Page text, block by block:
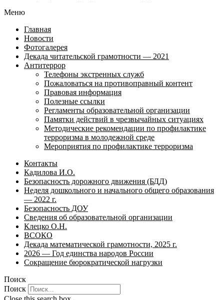
Меню
Главная
Новости
Фотогалерея
Декада читательской грамотности — 2021
Антитеррор
Телефоны экстренных служб
Пожаловаться на противоправный контент
Правовая информация
Полезные ссылки
Регламенты образовательной организации
Памятки действий в чрезвычайных ситуациях
Методические рекомендации по профилактике
терроризма в молодежной среде
Мероприятия по профилактике терроризма
Контакты
Кадилова И.О.
Безопасность дорожного движения (БДД)
Неделя дошкольного и начального общего образования
— 2022 г.
Безопасность ДОУ
Сведения об образовательной организации
Клецко О.Н.
ВСОКО
Декада математической грамотности, 2025 г.
2026 — Год единства народов России
Сокращение бюрократической нагрузки
Поиск
Поиск